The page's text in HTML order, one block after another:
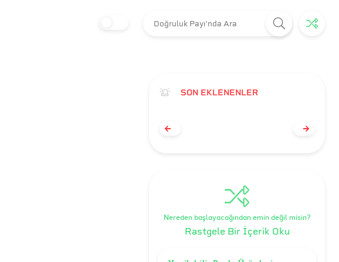
SON EKLENENLER
Nereden başlayacağından emin değil misin?
Rastgele Bir İçerik Oku